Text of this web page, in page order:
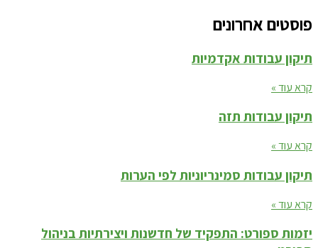
פוסטים אחרונים
תיקון עבודות אקדמיות
קרא עוד »
תיקון עבודות תזה
קרא עוד »
תיקון עבודות סמינריוניות לפי הערות
קרא עוד »
יזמות ספורט: התפקיד של חדשנות ויצירתיות בניהול